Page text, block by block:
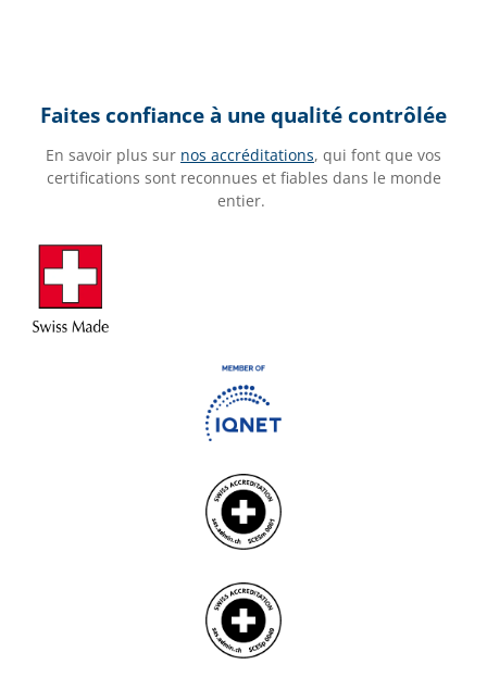
Faites confiance à une qualité contrôlée
En savoir plus sur nos accréditations, qui font que vos
certifications sont reconnues et fiables dans le monde
entier.